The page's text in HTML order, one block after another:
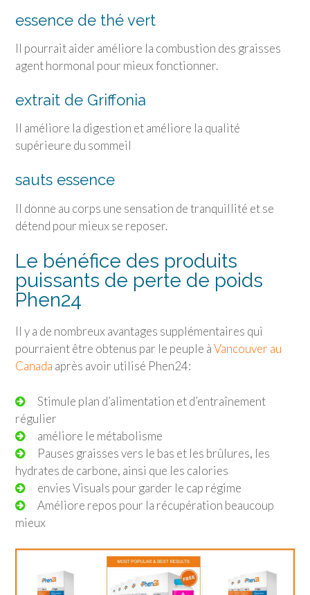
essence de thé vert
Il pourrait aider améliore la combustion des graisses
agent hormonal pour mieux fonctionner.
extrait de Griffonia
Il améliore la digestion et améliore la qualité
supérieure du sommeil
sauts essence
Il donne au corps une sensation de tranquillité et se
détend pour mieux se reposer.
Le bénéfice des produits
puissants de perte de poids
Phen24
Il y a de nombreux avantages supplémentaires qui
pourraient être obtenus par le peuple àVancouver au
Canada après avoir utilisé Phen24:
Stimule plan d’alimentation et d’entraînement
régulier
améliore le métabolisme
Pauses graisses vers le bas et les brûlures, les
hydrates de carbone, ainsi que les calories
envies Visuals pour garder le cap régime
Améliore repos pour la récupération beaucoup
mieux